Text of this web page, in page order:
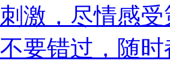
激，尽情感
要错过，随